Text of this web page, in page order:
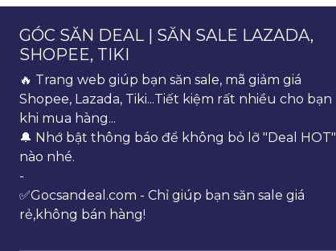
GÓC SĂN DEAL | SĂN SALE LAZADA,
SHOPEE, TIKI
🔥 Trang web giúp bạn săn sale, mã giảm giá
Shopee, Lazada, Tiki...Tiết kiệm rất nhiều cho bạn
khi mua hàng...
🔔 Nhớ bật thông báo để không bỏ lỡ "Deal HOT"
nào nhé.
-
✅Gocsandeal.com - Chỉ giúp bạn săn sale giá
rẻ,không bán hàng!